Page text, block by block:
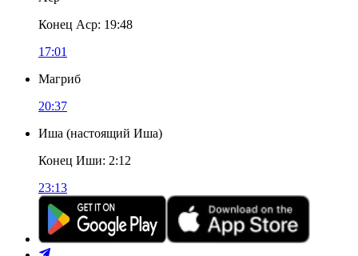
Конец Аср: 19:48
17:01
Магриб
20:37
Иша (настоящий Иша)
Конец Иши: 2:12
23:13